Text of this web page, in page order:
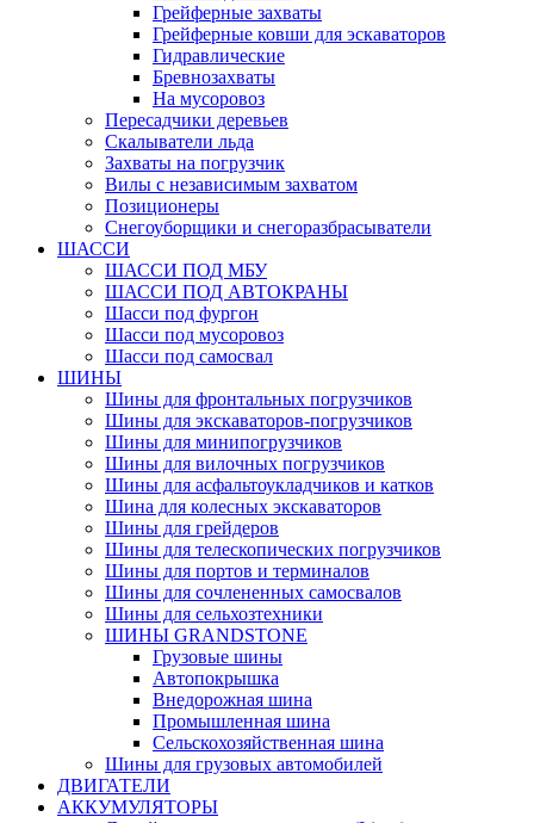
Грейферные захваты
Грейферные ковши для эскаваторов
Гидравлические
Бревнозахваты
На мусоровоз
Пересадчики деревьев
Скалыватели льда
Захваты на погрузчик
Вилы с независимым захватом
Позиционеры
Снегоуборщики и снегоразбрасыватели
ШАССИ
ШАССИ ПОД МБУ
ШАССИ ПОД АВТОКРАНЫ
Шасси под фургон
Шасси под мусоровоз
Шасси под самосвал
ШИНЫ
Шины для фронтальных погрузчиков
Шины для экскаваторов-погрузчиков
Шины для минипогрузчиков
Шины для вилочных погрузчиков
Шины для асфальтоукладчиков и катков
Шина для колесных экскаваторов
Шины для грейдеров
Шины для телескопических погрузчиков
Шины для портов и терминалов
Шины для сочлененных самосвалов
Шины для сельхозтехники
ШИНЫ GRANDSTONE
Грузовые шины
Автопокрышка
Внедорожная шина
Промышленная шина
Сельскохозяйственная шина
Шины для грузовых автомобилей
ДВИГАТЕЛИ
АККУМУЛЯТОРЫ